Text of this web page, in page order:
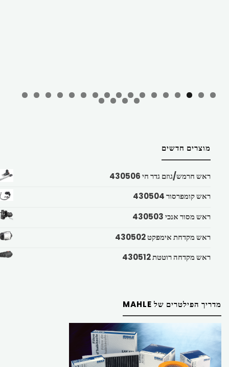
מוצרים חדשים
ראש חרמש/גוזם גדר חי 430506
ראש קומפרסור 430504
ראש מסור אנכי 430503
ראש מקדחת אימפקט 430502
ראש מקדחה רוטטת 430512
מדריך הפילטרים של MAHLE